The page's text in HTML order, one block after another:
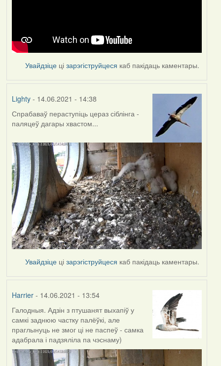
Увайдзіце цізарэгіструйцеся каб пакідаць каментары.
Lighty- 14.06.2021 - 14:38
Спрабаваў пераступіць цераз сіблінга -
паляцеў дагары хвастом...
Увайдзіце цізарэгіструйцеся каб пакідаць каментары.
Harrier- 14.06.2021 - 13:54
Галодныя. Адзін з птушанят выхапіў у
самкі заднюю частку палёўкі, але
праглынуць не змог ці не паспеў - самка
адабрала і падзяліла па чэснаму)